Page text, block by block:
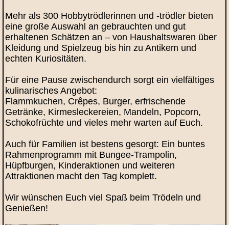
Mehr als 300 Hobbytrödlerinnen und -trödler bieten
eine große Auswahl an gebrauchten und gut
erhaltenen Schätzen an – von Haushaltswaren über
Kleidung und Spielzeug bis hin zu Antikem und
echten Kuriositäten.
Für eine Pause zwischendurch sorgt ein vielfältiges
kulinarisches Angebot:
Flammkuchen, Crêpes, Burger, erfrischende
Getränke, Kirmesleckereien, Mandeln, Popcorn,
Schokofrüchte und vieles mehr warten auf Euch.
Auch für Familien ist bestens gesorgt: Ein buntes
Rahmenprogramm mit Bungee-Trampolin,
Hüpfburgen, Kinderaktionen und weiteren
Attraktionen macht den Tag komplett.
Wir wünschen Euch viel Spaß beim Trödeln und
Genießen!